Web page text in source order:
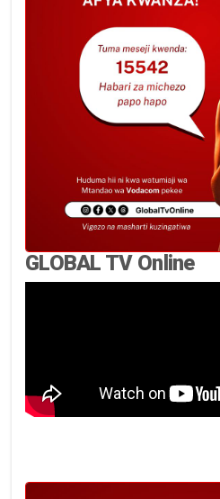
GLOBAL TV Online